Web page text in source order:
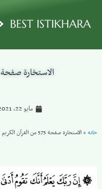
الاستخارة صفحة 575 من القرآن الكريم
مايو 22, 2021
خانه » الاستخارة صفحة 575 من القرآن الكريم